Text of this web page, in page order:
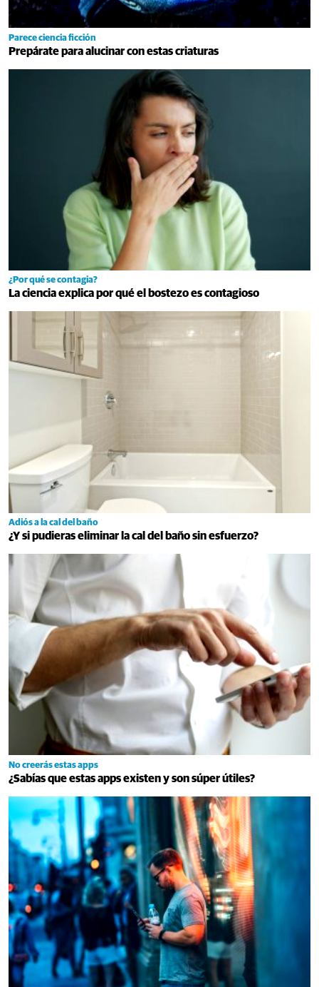
Parece ciencia ficción
Prepárate para alucinar con estas criaturas
¿Por qué se contagia?
La ciencia explica por qué el bostezo es contagioso
Adiós a la cal del baño
¿Y si pudieras eliminar la cal del baño sin esfuerzo?
No creerás estas apps
¿Sabías que estas apps existen y son súper útiles?